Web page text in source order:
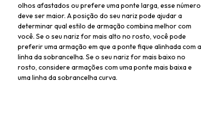
olhos afastados ou prefere uma ponte larga, esse número
deve ser maior. A posição do seu nariz pode ajudar a
determinar qual estilo de armação combina melhor com
você. Se o seu nariz for mais alto no rosto, você pode
preferir uma armação em que a ponte fique alinhada com a
linha da sobrancelha. Se o seu nariz for mais baixo no
rosto, considere armações com uma ponte mais baixa e
uma linha da sobrancelha curva.